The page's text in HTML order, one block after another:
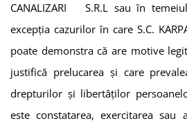
CANALIZARI S.R.Lsau în
excepția cazurilor în care S.C.
poate demonstra că are motive
justifică prelucarea și care
drepturilor și libertăților
este constatarea, exercitarea